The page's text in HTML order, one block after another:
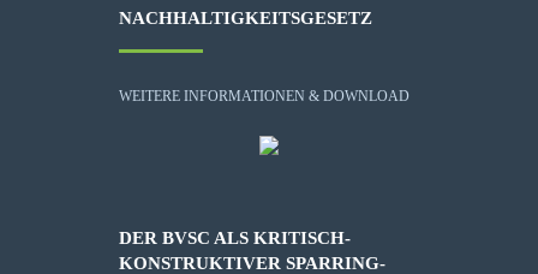
NACHHALTIGKEITSGESETZ
WEITERE INFORMATIONEN & DOWNLOAD
DER BVSC ALS KRITISCH-
KONSTRUKTIVER SPARRING-